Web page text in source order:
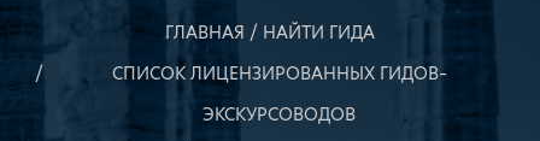
ГЛАВНАЯ
НАЙТИ ГИДА
СПИСОК ЛИЦЕНЗИРОВАННЫХ ГИДОВ–
ЭКСКУРСОВОДОВ